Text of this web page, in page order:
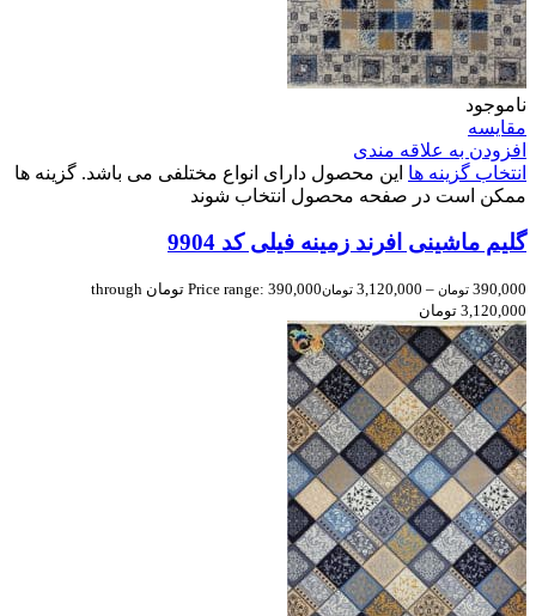
ناموجود
مقایسه
افزودن به علاقه مندی
انتخاب گزینه ها این محصول دارای انواع مختلفی می باشد. گزینه ها
ممکن است در صفحه محصول انتخاب شوند
گلیم ماشینی افرند زمینه فیلی کد 9904
390,000 تومان –
3,120,000 تومان
Price range: 390,000 تومان through
3,120,000 تومان